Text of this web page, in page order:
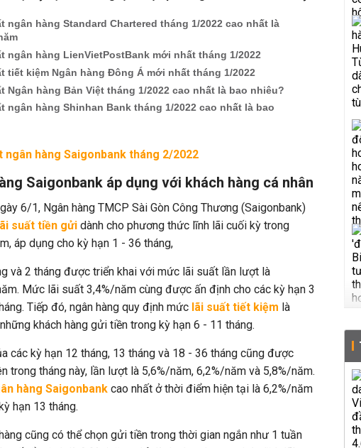
ngân hàng Standard Chartered tháng 1/2022 cao nhất là
ngân hàng LienVietPostBank mới nhất tháng 1/2022
tiết kiệm Ngân hàng Đông Á mới nhất tháng 1/2022
Ngân hàng Bản Việt tháng 1/2022 cao nhất là bao nhiêu?
ngân hàng Shinhan Bank tháng 1/2022 cao nhất là bao
ngân hàng Saigonbank tháng 2/2022
Saigonbank áp dụng với khách hàng cá nhân
6/1, Ngân hàng TMCP Sài Gòn Công Thương (Saigonbank)
suất tiền gửi dành cho phương thức lĩnh lãi cuối kỳ trong
áp dụng cho kỳ hạn 1 - 36 tháng,
và 2 tháng được triển khai với mức lãi suất lần lượt là
Mức lãi suất 3,4%/năm cùng được ấn định cho các kỳ hạn 3
Tiếp đó, ngân hàng quy định mức lãi suất tiết kiệm là
khách hàng gửi tiền trong kỳ hạn 6 - 11 tháng.
các kỳ hạn 12 tháng, 13 tháng và 18 - 36 tháng cũng được
trong tháng này, lần lượt là 5,6%/năm, 6,2%/năm và 5,8%/năm.
hàng Saigonbank cao nhất ở thời điểm hiện tại là 6,2%/năm
hạn 13 tháng.
cũng có thể chọn gửi tiền trong thời gian ngắn như 1 tuần